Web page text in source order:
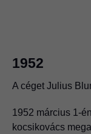
1952
A céget Julius
1952 március 1-
kocsikovács